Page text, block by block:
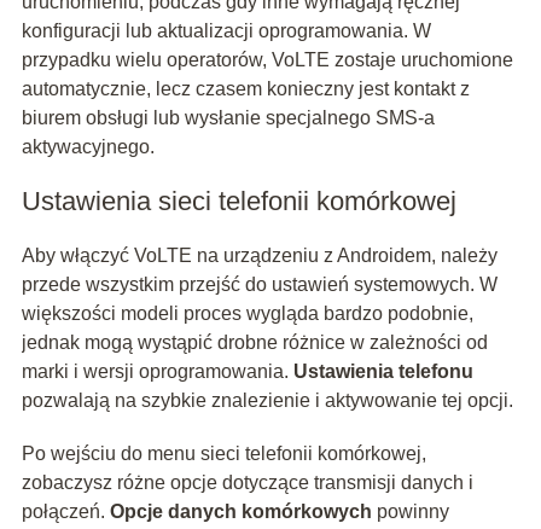
konfiguracji lub aktualizacji oprogramowania. W
przypadku wielu operatorów, VoLTE zostaje uruchomione
automatycznie, lecz czasem konieczny jest kontakt z
biurem obsługi lub wysłanie specjalnego SMS-a
aktywacyjnego.
Ustawienia sieci telefonii komórkowej
Aby włączyć VoLTE na urządzeniu z Androidem, należy
przede wszystkim przejść do ustawień systemowych. W
większości modeli proces wygląda bardzo podobnie,
jednak mogą wystąpić drobne różnice w zależności od
marki i wersji oprogramowania. Ustawienia telefonu
pozwalają na szybkie znalezienie i aktywowanie tej opcji.
Po wejściu do menu sieci telefonii komórkowej,
zobaczysz różne opcje dotyczące transmisji danych i
połączeń. Opcje danych komórkowych powinny